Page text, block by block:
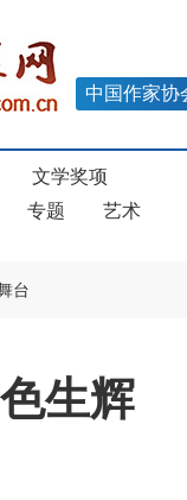
中国作家协
文学奖项
专题 艺术
台
生辉